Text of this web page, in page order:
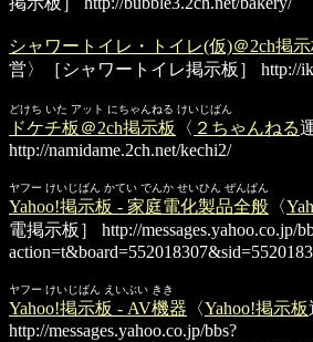
シャワートイレ・トイレ(仮)＠2ch掲示
営〉［シャワートイレ掲示板］
http://
どけち いた アット にちゃんねる けいじばん
ドケチ板＠2ch掲示板 〈 ２ちゃんねる
http://namidame.2ch.net/kechi2/
ヤフー けいじばん かてい でんか せいひん ぜんぱん
Yahoo!掲示板 - 家庭電化製品全般 〈
電掲示板］
http://messages.yahoo.co.jp/
ヤフー けいじばん えいぶい きき
Yahoo!掲示板 - AV機器 〈Yahoo!掲示板
http://messages.yahoo.co.jp/bbs?